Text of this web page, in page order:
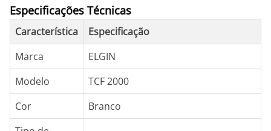
Especificações Técnicas
Característica
Especificação
Marca
ELGIN
Modelo
TCF 2000
Cor
Branco